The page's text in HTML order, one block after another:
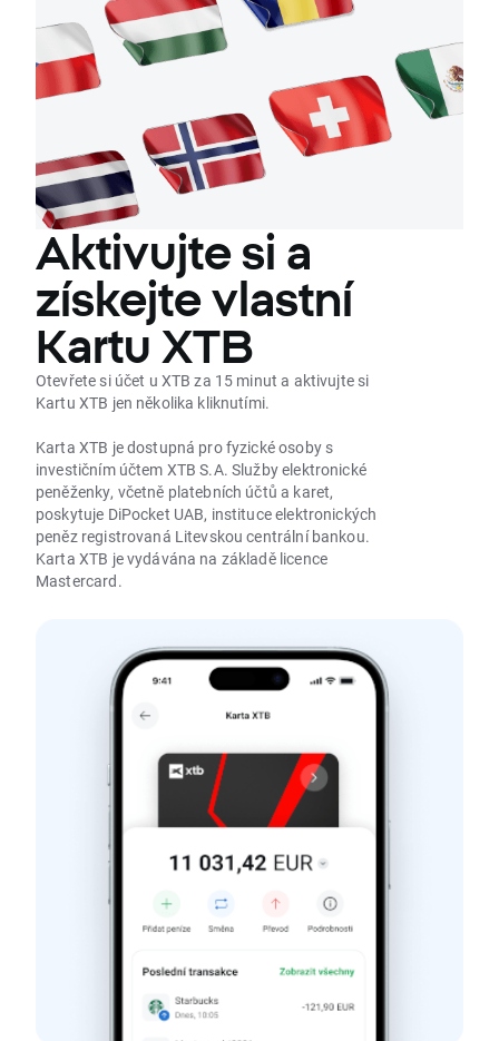
Aktivujte si a
získejte vlastní
Kartu XTB
Otevřete si účet u XTB za 15 minut a aktivujte si
Kartu XTB jen několika kliknutími.
Karta XTB je dostupná pro fyzické osoby s
investičním účtem XTB S.A. Služby elektronické
peněženky, včetně platebních účtů a karet,
poskytuje DiPocket UAB, instituce elektronických
peněz registrovaná Litevskou centrální bankou.
Karta XTB je vydávána na základě licence
Mastercard.